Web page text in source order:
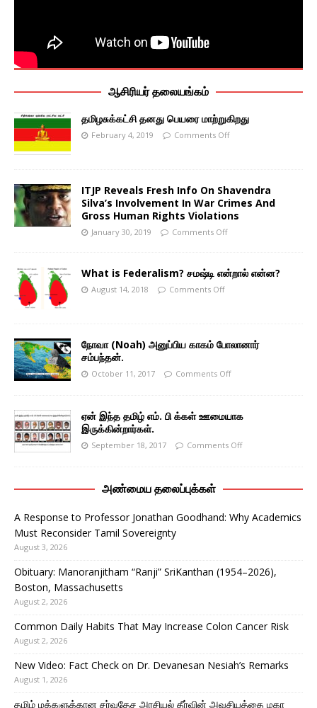
ஆசிரியர் தலையங்கம்
தமிழசுக்கட்சி தனது பெயரை மாற்றுகிறது
February 4, 2019 Comments Off
ITJP Reveals Fresh Info On Shavendra
Silva’s Involvement In War Crimes And
Gross Human Rights Violations
January 30, 2019 Comments Off
What is Federalism? சமஷ்டி என்றால் என்ன?
August 14, 2018 Comments Off
நோவா (Noah) அனுப்பிய காகம் போலானார்
சம்பந்தன்.
October 11, 2017 Comments Off
ஏன் இந்த தமிழ் எம். பி க்கள் ஊமையாக
இருக்கின்றார்கள்.
September 18, 2017 Comments Off
அண்மைய தலைப்புக்கள்
A Response to Professor Jonathan Goodhand: Why Academics
Must Reconsider Tamil Sovereignty
August 3, 2026
Obituary: Manoranjitham “Ranji” SriKanthan (1954–2026),
Boston, Massachusetts
August 2, 2026
Common Daily Habits That May Increase Colon Cancer Risk
August 2, 2026
New Video: Fact Check on Dr. Devanesan Nesiah’s Remarks
August 1, 2026
தமிழ் மக்களுக்கான சர்வதேச அரசியல் தீர்வின் அவசியத்தை மகா